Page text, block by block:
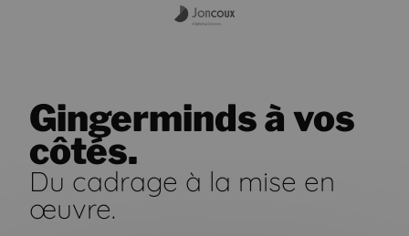
Gingerminds à vos
côtés.
Du cadrage à la mise en
œuvre.